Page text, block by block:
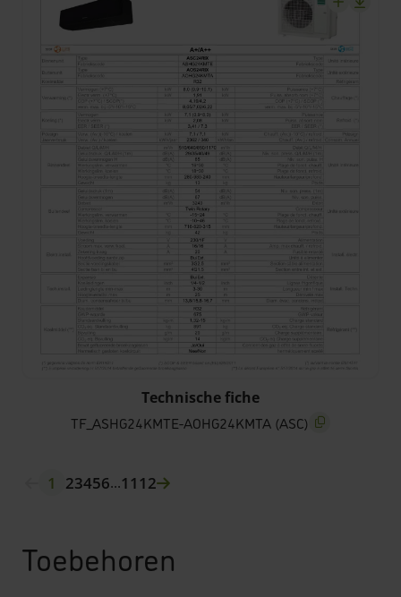
TF_ASHG24KMTE-AOHG24KMTA (ASC)
TF_ASHG24KMTE-AOHG24KMTA (ASC)
Technische fiche
1 23456...11 12
Toebehoren